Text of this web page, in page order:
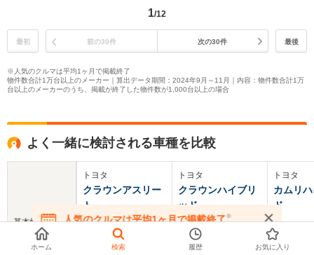
1/12
最初 前の30件 次の30件 最後
※人気のクルマは平均1ヶ月で掲載終了
物件数合計1万台以上のメーカー｜算出データ期間：2024年9月～11月｜内容：物件数合計1万
台以上のメーカーのうち、掲載が終了した物件数が1,000台以上の場合
よく一緒に検討される車種を比較
基本情報
トヨタ
クラウンアスリー
ト
トヨタ
クラウンハイブリ
ッド
トヨタ
カムリ
ド
人気のクルマは平均1ヶ月で掲載終了※
在庫が無くなる前にお問い合わせください
ホーム 検索 履歴 お気に入り